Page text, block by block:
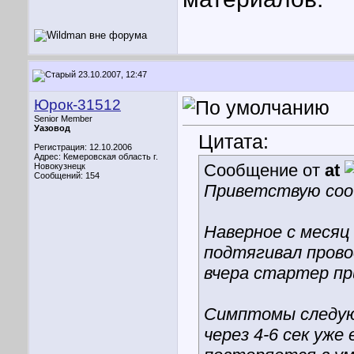
23.10.2007, 12:47
Юрок-31512
Senior Member
Уазовод
Регистрация: 12.10.2006
Адрес: Кемеровская область г.
Новокузнецк
Сообщений: 154
Цитата:
Сообщение от at
Приветствую
Наверное с
подтягивал
вчера стартер
Симптомы
через 4-6 сек